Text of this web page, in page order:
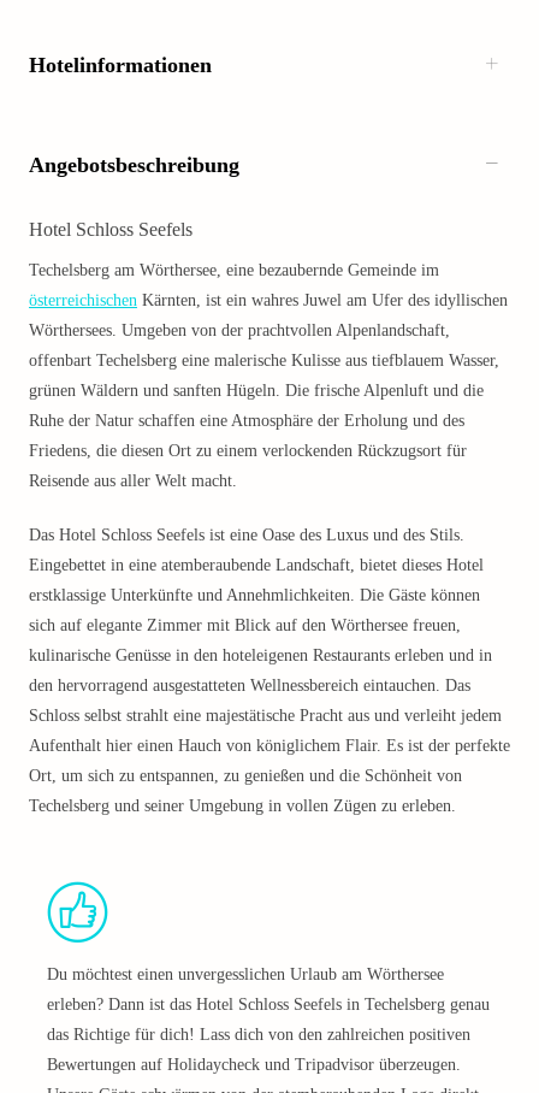
Hotelinformationen
Angebotsbeschreibung
Hotel Schloss Seefels
Techelsberg am Wörthersee, eine bezaubernde Gemeinde im
österreichischen Kärnten, ist ein wahres Juwel am Ufer des idyllischen
Wörthersees. Umgeben von der prachtvollen Alpenlandschaft,
offenbart Techelsberg eine malerische Kulisse aus tiefblauem Wasser,
grünen Wäldern und sanften Hügeln. Die frische Alpenluft und die
Ruhe der Natur schaffen eine Atmosphäre der Erholung und des
Friedens, die diesen Ort zu einem verlockenden Rückzugsort für
Reisende aus aller Welt macht.
Das Hotel Schloss Seefels ist eine Oase des Luxus und des Stils.
Eingebettet in eine atemberaubende Landschaft, bietet dieses Hotel
erstklassige Unterkünfte und Annehmlichkeiten. Die Gäste können
sich auf elegante Zimmer mit Blick auf den Wörthersee freuen,
kulinarische Genüsse in den hoteleigenen Restaurants erleben und in
den hervorragend ausgestatteten Wellnessbereich eintauchen. Das
Schloss selbst strahlt eine majestätische Pracht aus und verleiht jedem
Aufenthalt hier einen Hauch von königlichem Flair. Es ist der perfekte
Ort, um sich zu entspannen, zu genießen und die Schönheit von
Techelsberg und seiner Umgebung in vollen Zügen zu erleben.
Du möchtest einen unvergesslichen Urlaub am Wörthersee
erleben? Dann ist das Hotel Schloss Seefels in Techelsberg genau
das Richtige für dich! Lass dich von den zahlreichen positiven
Bewertungen auf Holidaycheck und Tripadvisor überzeugen.